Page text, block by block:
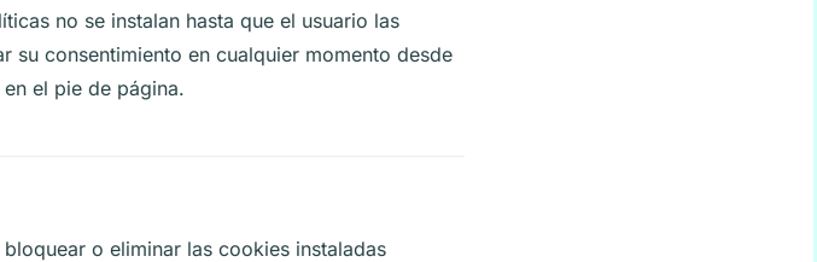
no se instalan hasta que el usuario las
su consentimiento en cualquier momento desde
el pie de página.
o eliminar las cookies instaladas